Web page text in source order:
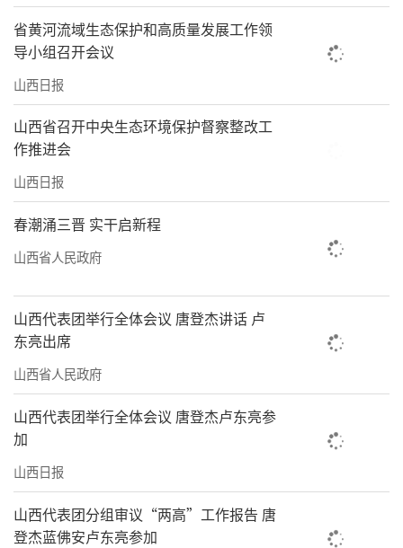
省黄河流域生态保护和高质量发展工作领
导小组召开会议
山西日报
山西省召开中央生态环境保护督察整改工
作推进会
山西日报
春潮涌三晋 实干启新程
山西省人民政府
山西代表团举行全体会议 唐登杰讲话 卢
东亮出席
山西省人民政府
山西代表团举行全体会议 唐登杰卢东亮参
加
山西日报
山西代表团分组审议“两高”工作报告 唐
登杰蓝佛安卢东亮参加